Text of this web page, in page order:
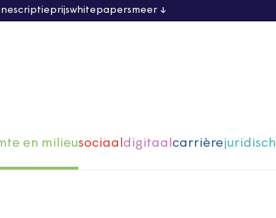
scriptieprijswhitepapersmeer
en milieusociaaldigitaalcarrièrejuridisch